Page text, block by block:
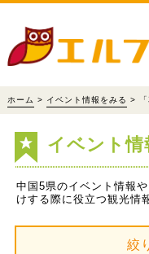
ホーム > イベント情報をみる > 「
イベント情
中国5県のイベント情報
けする際に役立つ観光情
絞